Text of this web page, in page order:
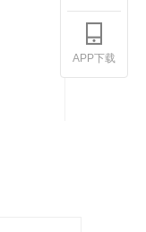
APP下载